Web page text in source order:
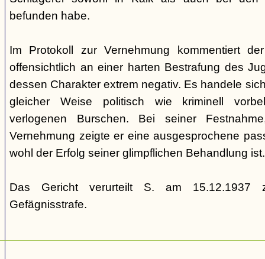
befunden habe.
Im Protokoll zur Vernehmung kommentiert
offensichtlich an einer harten Bestrafung des
dessen Charakter extrem negativ. Es handele
gleicher Weise politisch wie kriminell
verlogenen Burschen. Bei seiner
Vernehmung zeigte er eine ausgesprochene
wohl der Erfolg seiner glimpflichen Behandlung
Das Gericht verurteilt S. am 15.12.1937
Gefägnisstrafe.